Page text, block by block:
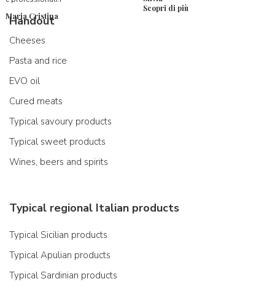
Maria Cristina
Scopri di più
Handout
Cheeses
Pasta and rice
EVO oil
Cured meats
Typical savoury products
Typical sweet products
Wines, beers and spirits
Typical regional Italian products
Typical Sicilian products
Typical Apulian products
Typical Sardinian products